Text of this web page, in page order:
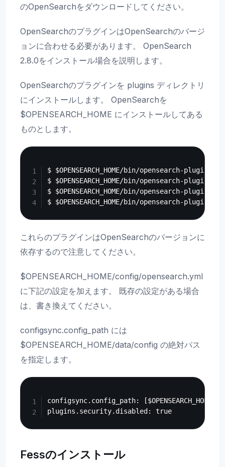
のOpenSearchをダウンロードしてください。
OpenSearchのプラグインはOpenSearchのバージ
ョンに合わせる必要があります。 OpenSearch
2.8.0をインストール場合を説明します。
OpenSearchのプラグインを plugins ディレクトリ
にインストールします。 OpenSearchを
$OPENSEARCH_HOME にインストールしてある
ものとします。
$ $OPENSEARCH_HOME/bin/opensearch-
$ $OPENSEARCH_HOME/bin/opensearch-
$ $OPENSEARCH_HOME/bin/opensearch-
これらのプラグインはOpenSearchのバージョンに
依存するので注意してください。
$OPENSEARCH_HOME/config/opensearch.yml
に下記の設定を加えます。 既存の設定がある場合
は、書き換えてください。
configsync.config_path には
$OPENSEARCH_HOME/data/config の絶対パス
を指定します。
configsync.config_path: [$OPENSEARCH_HOME
Fessのインストール